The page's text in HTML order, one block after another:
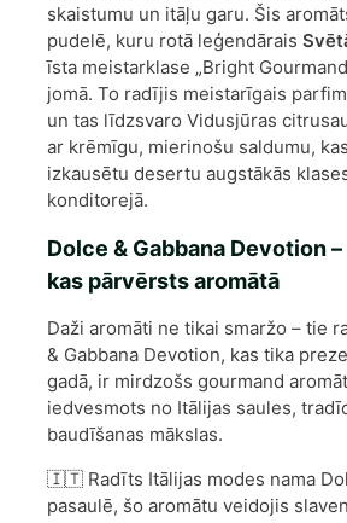
skaistumu un itāļu garu. Šis
pudelē, kuru rotā leģendārais
īsta meistarklase „Bright
jomā. To radījis meistarīgais
un tas līdzsvaro Vidusjūras
ar krēmīgu, mierinošu saldumu,
izkausētu desertu augstākās
konditorejā.
Dolce & Gabbana Devotion
kas pārvērsts aromātā
Daži aromāti ne tikai smaržo – tie
& Gabbana Devotion, kas tika
gadā, ir mirdzošs gourmand
iedvesmots no Itālijas saules,
baudīšanas mākslas.
🇮🇹 Radīts Itālijas modes nama
pasaulē, šo aromātu veidojis